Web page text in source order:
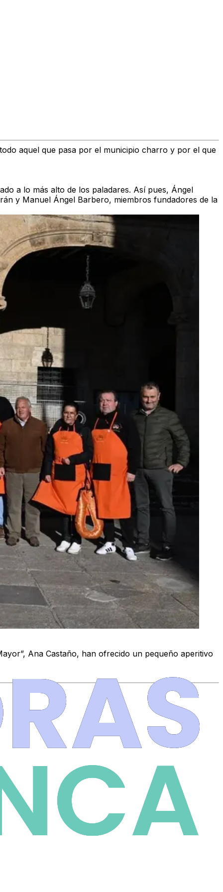
aquel que pasa por el municipio charro y por el que
a lo más alto de los paladares. Así pues, Ángel
y Manuel Ángel Barbero, miembros fundadores de la
Ana Castaño, han ofrecido un pequeño aperitivo